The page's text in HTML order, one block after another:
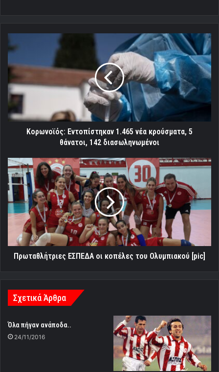
Εντοπίστηκαν
νέα
κρούσματα,
θάνατοι,
διασωληνωμένοι
Κορωνοϊός: Εντοπίστηκαν 1.465 νέα κρούσματα, 5
θάνατοι, 142 διασωληνωμένοι
Πρωταθλήτριες
ΕΣΠΕΔΑ
οι
κοπέλες
του
Ολυμπιακού
Πρωταθλήτριες ΕΣΠΕΔΑ οι κοπέλες του Ολυμπιακού [pic]
Σχετικά Άρθρα
Όλα πήγαν ανάποδα..
24/11/2016